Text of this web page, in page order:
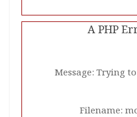
A PHP
Message: Trying
Filename: